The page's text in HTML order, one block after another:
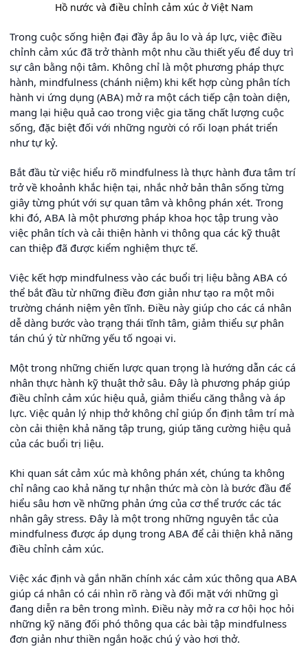
Hồ nước và điều chỉnh cảm xúc ở Việt Nam
Trong cuộc sống hiện đại đầy ắp âu lo và áp lực, việc điều
chỉnh cảm xúc đã trở thành một nhu cầu thiết yếu để duy trì
sự cân bằng nội tâm. Không chỉ là một phương pháp thực
hành, mindfulness (chánh niệm) khi kết hợp cùng phân tích
hành vi ứng dụng (ABA) mở ra một cách tiếp cận toàn diện,
mang lại hiệu quả cao trong việc gia tăng chất lượng cuộc
sống, đặc biệt đối với những người có rối loạn phát triển
như tự kỷ.
Bắt đầu từ việc hiểu rõ mindfulness là thực hành đưa tâm trí
trở về khoảnh khắc hiện tại, nhắc nhở bản thân sống từng
giây từng phút với sự quan tâm và không phán xét. Trong
khi đó, ABA là một phương pháp khoa học tập trung vào
việc phân tích và cải thiện hành vi thông qua các kỹ thuật
can thiệp đã được kiểm nghiệm thực tế.
Việc kết hợp mindfulness vào các buổi trị liệu bằng ABA có
thể bắt đầu từ những điều đơn giản như tạo ra một môi
trường chánh niệm yên tĩnh. Điều này giúp cho các cá nhân
dễ dàng bước vào trạng thái tĩnh tâm, giảm thiểu sự phân
tán chú ý từ những yếu tố ngoại vi.
Một trong những chiến lược quan trọng là hướng dẫn các cá
nhân thực hành kỹ thuật thở sâu. Đây là phương pháp giúp
điều chỉnh cảm xúc hiệu quả, giảm thiểu căng thẳng và áp
lực. Việc quản lý nhịp thở không chỉ giúp ổn định tâm trí mà
còn cải thiện khả năng tập trung, giúp tăng cường hiệu quả
của các buổi trị liệu.
Khi quan sát cảm xúc mà không phán xét, chúng ta không
chỉ nâng cao khả năng tự nhận thức mà còn là bước đầu để
hiểu sâu hơn về những phản ứng của cơ thể trước các tác
nhân gây stress. Đây là một trong những nguyên tắc của
mindfulness được áp dụng trong ABA để cải thiện khả năng
điều chỉnh cảm xúc.
Việc xác định và gắn nhãn chính xác cảm xúc thông qua ABA
giúp cá nhân có cái nhìn rõ ràng và đối mặt với những gì
đang diễn ra bên trong mình. Điều này mở ra cơ hội học hỏi
những kỹ năng đối phó thông qua các bài tập mindfulness
đơn giản như thiền ngắn hoặc chú ý vào hơi thở.